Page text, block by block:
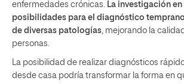
enfermedades crónicas. La investigación
posibilidades para el diagnóstico
de diversas patologías, mejorando la
personas.
La posibilidad de realizar diagnósticos
desde casa podría transformar la forma en